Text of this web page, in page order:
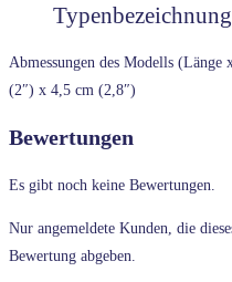
Typenbezeichnung
Abmessungen des Modells
(2″) x 4,5 cm (2,8″)
Bewertungen
Es gibt noch keine Bewertungen.
Nur angemeldete Kunden, die
Bewertung abgeben.